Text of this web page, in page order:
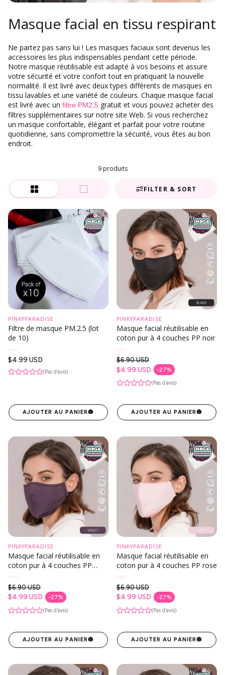
Masque facial en tissu respirant
Ne partez pas sans lui ! Les masques faciaux sont devenus les
accessoires les plus indispensables pendant cette période.
Notre masque réutilisable est adapté à vos besoins et assure
votre sécurité et votre confort tout en pratiquant la nouvelle
normalité. Il est livré avec deux types différents de masques en
tissu lavables et une variété de couleurs. Chaque masque facial
est livré avec un filtre PM2,5 gratuit et vous pouvez acheter des
filtres supplémentaires sur notre site Web. Si vous recherchez
un masque confortable, élégant et parfait pour votre routine
quotidienne, sans compromettre la sécurité, vous êtes au bon
endroit.
9 produits
FILTER & SORT
PINKYPARADISE
Filtre de masque PM.2.5 (lot
de 10)
Prix
habituel
$4.99 USD
(Pas d'avis)
AJOUTER AU PANIER🎃
PINKYPARADISE
Masque facial réutilisable en
coton pur à 4 couches PP noir
$4.99 USD -27%
Prix en solde
Prix habituel
$6.90 USD
(Pas d'avis)
AJOUTER AU PANIER🎃
PINKYPARADISE
Masque facial réutilisable en
coton pur à 4 couches PP
$4.99 USD -27%
Prix en solde
Prix habituel
$6.90 USD
(Pas d'avis)
AJOUTER AU PANIER🎃
PINKYPARADISE
Masque facial réutilisable en
coton pur à 4 couches PP rose
$4.99 USD -27%
Prix en solde
Prix habituel
$6.90 USD
(Pas d'avis)
AJOUTER AU PANIER🎃